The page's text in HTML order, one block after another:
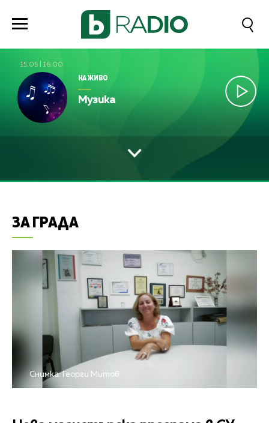
15:05 16:00
НА ЖИВО
Музика
ЗА ГРАДА
Снимка: Георги Митов